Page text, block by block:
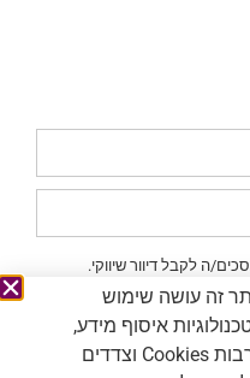
ה לקבל דיוור שיווקי.
זה עושה שימוש
איסוף מידע,
לרבות Cookies וצדדים